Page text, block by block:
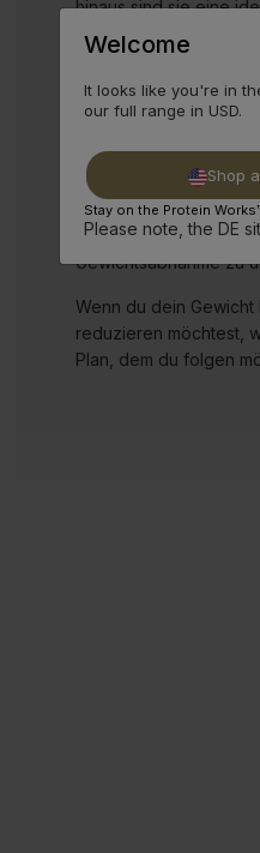
hinaus sind sie eine
über 160 anerkannte
in einem einzigen,
aufzunehmen.
meistverkauften
ausgelegt, dir dabei
ein Kaloriendefizit zu
Gewichtsmanagement
Gewichtsabnahme zu
Wenn du dein
reduzieren möchtest,
Plan, dem du folgen
Welcome
It looks like you're in
our full range in USD.
Shop
Stay on the Protein
Please note, the DE